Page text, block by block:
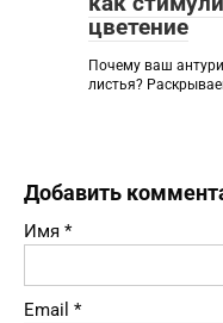
цветение
Почему ваш
листья?
Добавить
Имя *
Email *